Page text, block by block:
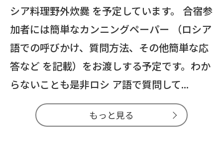
シア料理野外炊爨 を予定しています。 合宿参
加者には簡単なカンニングペーパー （ロシア
語での呼びかけ、質問方法、その他簡単な応
答など を記載）をお渡しする予定です。わか
らないことも是非ロシ ア語で質問して...
もっと見る